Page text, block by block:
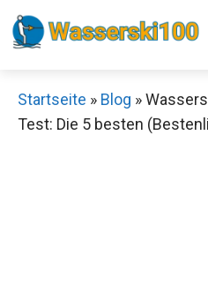
Zum
Inhalt
Startseite » Blog »
Test: Die 5 besten